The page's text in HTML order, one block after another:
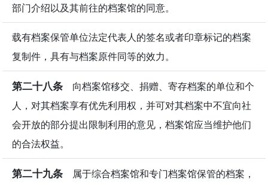
部门介绍以及其前往的档案馆的同意。
载有档案保管单位法定代表人的签名或者印章标记的档案
复制件，具有与档案原件同等的效力。
第二十八条 向档案馆移交、捐赠、寄存档案的单位和个
人，对其档案享有优先利用权，并可对其档案中不宜向社
会开放的部分提出限制利用的意见，档案馆应当维护他们
的合法权益。
第二十九条 属于综合档案馆和专门档案馆保管的档案，